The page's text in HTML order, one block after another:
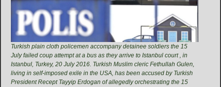
Turkish plain cloth policemen accompany detainee soldiers the 15
July failed coup attempt at a bus as they arrive to Istanbul court , in
Istanbul, Turkey, 20 July 2016. Turkish Muslim cleric Fethullah Gulen,
living in self-imposed exile in the USA, has been accused by Turkish
President Recept Tayyip Erdogan of allegedly orchestrating the 15